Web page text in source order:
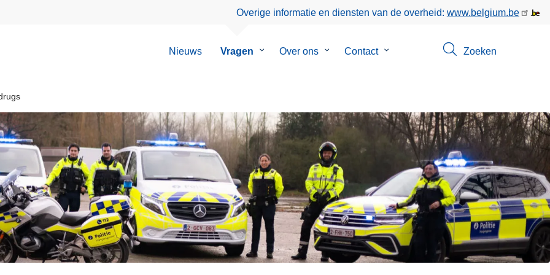
Overige informatie en diensten van de overheid: www.belgium.be
Nieuws Vragen
SubmenuOver ons
Submenu
Contact
Submenu
Zoeken